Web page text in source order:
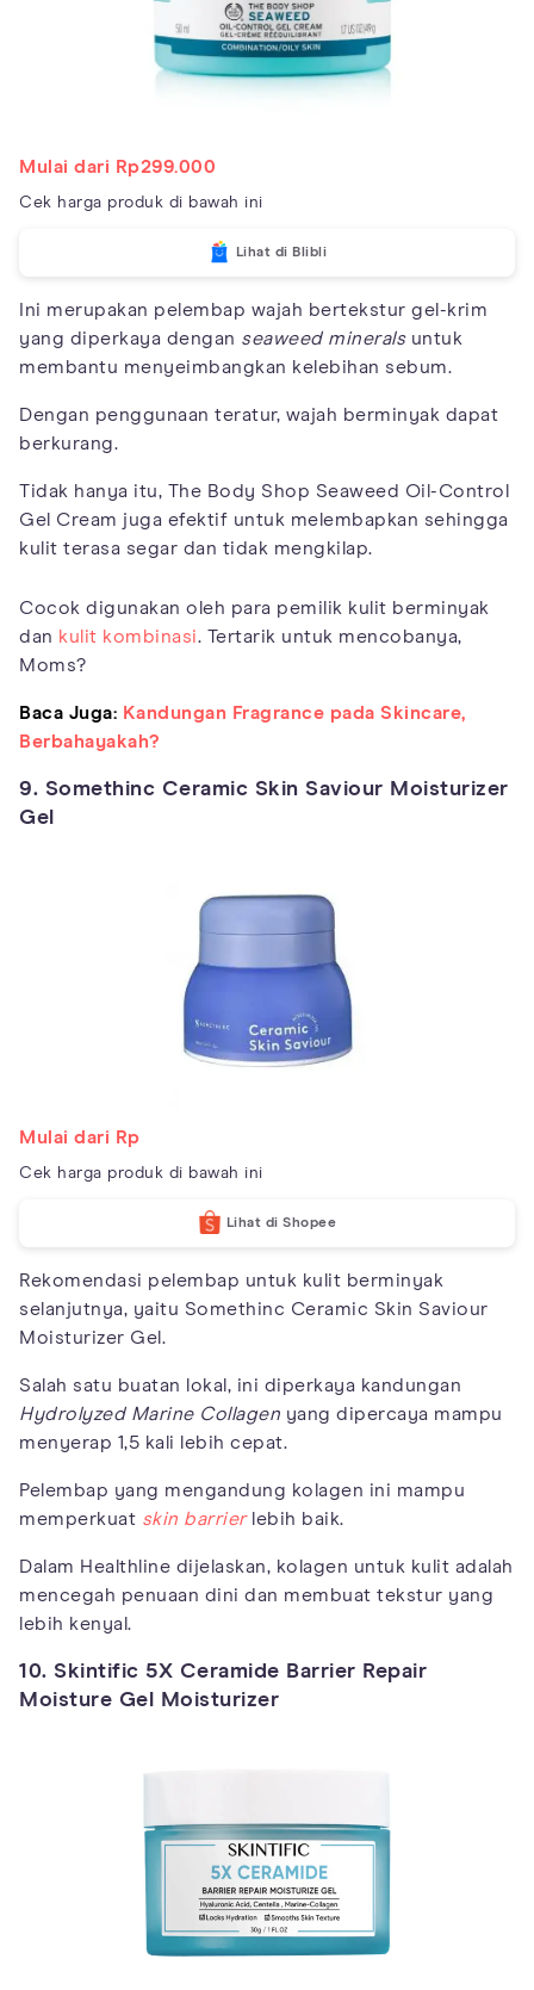
Mulai dari Rp299.000
Cek harga produk di bawah ini
Lihat di Blibli
Ini merupakan pelembap wajah bertekstur gel-krim
yang diperkaya dengan seaweed mineralsuntuk
membantu menyeimbangkan kelebihan sebum.
Dengan penggunaan teratur, wajah berminyak dapat
berkurang.
Tidak hanya itu, The Body Shop Seaweed Oil-Control
Gel Cream juga efektif untuk melembapkan sehingga
kulit terasa segar dan tidak mengkilap.
Cocok digunakan oleh para pemilik kulit berminyak
dan kulit kombinasi. Tertarik untuk mencobanya,
Moms?
Baca Juga: Kandungan Fragrance pada Skincare,
Berbahayakah?
9. Somethinc Ceramic Skin Saviour Moisturizer
Gel
Mulai dari Rp
Cek harga produk di bawah ini
Lihat di Shopee
Rekomendasi pelembap untuk kulit berminyak
selanjutnya, yaitu Somethinc Ceramic Skin Saviour
Moisturizer Gel.
Salah satu buatan lokal, ini diperkaya kandungan
Hydrolyzed Marine Collagen yang dipercaya mampu
menyerap 1,5 kali lebih cepat.
Pelembap yang mengandung kolagen ini mampu
memperkuat skin barrierlebih baik.
Dalam Healthline dijelaskan, kolagen untuk kulit adalah
mencegah penuaan dini dan membuat tekstur yang
lebih kenyal.
10. Skintific 5X Ceramide Barrier Repair
Moisture Gel Moisturizer